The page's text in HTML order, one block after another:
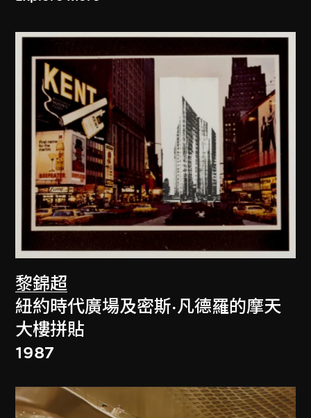
黎錦超
紐約時代廣場及密斯·凡德羅的摩天
大樓拼貼
1987